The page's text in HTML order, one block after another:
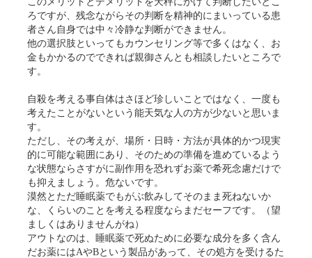
ろですが、残念ながらその判断を精神的にまいっている患
者さん自身では中々冷静な判断ができません。
他の選択肢といってもカウンセリング等で多くはなく、お
金もかかるのでできれば親御さんとも相談したいところで
す。
自殺を考える事自体はさほど珍しいことではなく、一度も
考えたことがないという能天気な人の方が少ないと思いま
す。
ただし、その考えが、場所・日時・方法が具体的かつ現実
的に可能な範囲にあり、そのための準備を進めているよう
な状態ならさすがに副作用を恐れずお薬で希死念慮だけで
も抑えましょう。危ないです。
漠然とただ睡眠薬でもがぶ飲みしてそのまま死ねないか
な、くらいのことを考える程度ならまだセーフです。（望
ましくはありませんがね）
アウトなのは、睡眠薬で死ぬために必要な成分を多く含ん
だお薬にはAやBという製品があって、その処方を受けるた